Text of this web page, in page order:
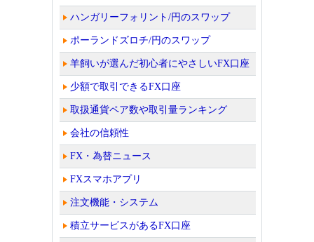
ハンガリーフォリント/円のスワップ
ポーランドズロチ/円のスワップ
羊飼いが選んだ初心者にやさしいFX口座
少額で取引できるFX口座
取扱通貨ペア数や取引量ランキング
会社の信頼性
FX・為替ニュース
FXスマホアプリ
注文機能・システム
積立サービスがあるFX口座